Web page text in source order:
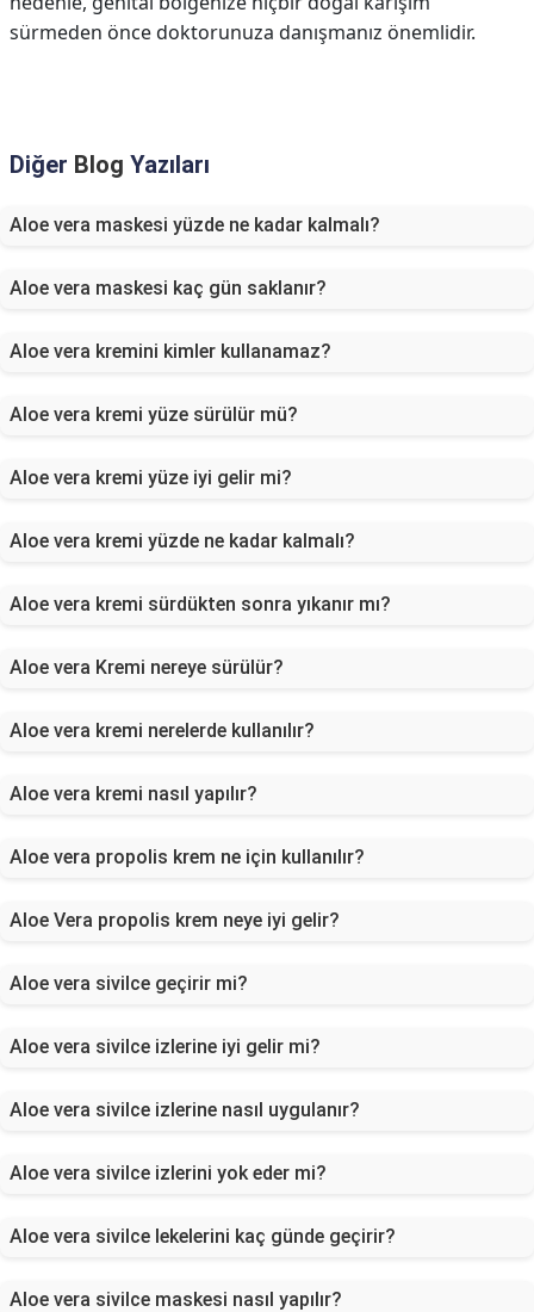
sürmeden önce doktorunuza danışmanız önemlidir.
Diğer Blog Yazıları
Aloe vera maskesi yüzde ne kadar kalmalı?
Aloe vera maskesi kaç gün saklanır?
Aloe vera kremini kimler kullanamaz?
Aloe vera kremi yüze sürülür mü?
Aloe vera kremi yüze iyi gelir mi?
Aloe vera kremi yüzde ne kadar kalmalı?
Aloe vera kremi sürdükten sonra yıkanır mı?
Aloe vera Kremi nereye sürülür?
Aloe vera kremi nerelerde kullanılır?
Aloe vera kremi nasıl yapılır?
Aloe vera propolis krem ne için kullanılır?
Aloe Vera propolis krem neye iyi gelir?
Aloe vera sivilce geçirir mi?
Aloe vera sivilce izlerine iyi gelir mi?
Aloe vera sivilce izlerine nasıl uygulanır?
Aloe vera sivilce izlerini yok eder mi?
Aloe vera sivilce lekelerini kaç günde geçirir?
Aloe vera sivilce maskesi nasıl yapılır?